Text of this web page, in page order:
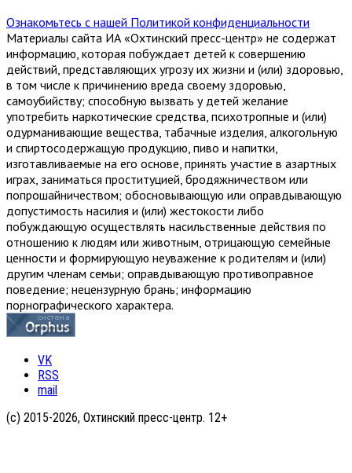
Ознакомьтесь с нашей Политикой конфиденциальности
Материалы сайта ИА «Охтинский пресс-центр» не содержат
информацию, которая побуждает детей к совершению
действий, представляющих угрозу их жизни и (или) здоровью,
в том числе к причинению вреда своему здоровью,
самоубийству; способную вызвать у детей желание
употребить наркотические средства, психотропные и (или)
одурманивающие вещества, табачные изделия, алкогольную
и спиртосодержащую продукцию, пиво и напитки,
изготавливаемые на его основе, принять участие в азартных
играх, заниматься проституцией, бродяжничеством или
попрошайничеством; обосновывающую или оправдывающую
допустимость насилия и (или) жестокости либо
побуждающую осуществлять насильственные действия по
отношению к людям или животным, отрицающую семейные
ценности и формирующую неуважение к родителям и (или)
другим членам семьи; оправдывающую противоправное
поведение; нецензурную брань; информацию
порнографического характера.
VK
RSS
mail
(с) 2015-2026, Охтинский пресс-центр. 12+